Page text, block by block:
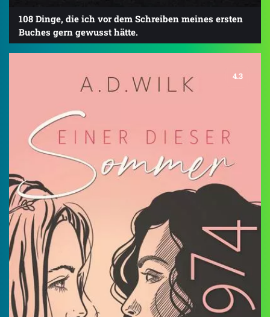
108 Dinge, die ich vor dem Schreiben meines ersten
Buches gern gewusst hätte.
4.3